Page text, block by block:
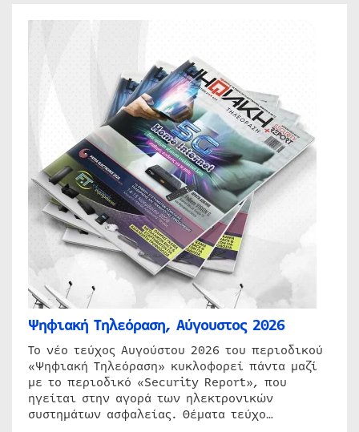
Ψηφιακή Τηλεόραση, Αύγουστος 2026
Το νέο τεύχος Αυγούστου 2026 του περιοδικού
«Ψηφιακή Τηλεόραση» κυκλοφορεί πάντα μαζί
με το περιοδικό «Security Report», που
ηγείται στην αγορά των ηλεκτρονικών
συστημάτων ασφαλείας. Θέματα τεύχο…